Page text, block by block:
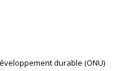
durable (ONU)